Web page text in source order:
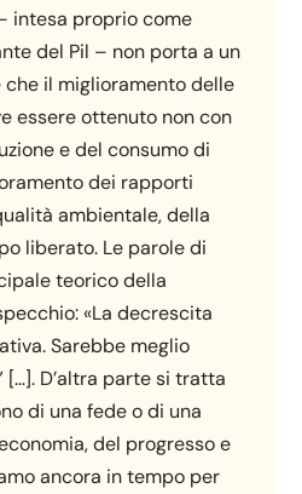
intesa proprio come
del Pil – non porta a un
che il miglioramento delle
essere ottenuto non con
e del consumo di
dei rapporti
ambientale, della
liberato. Le parole di
teorico della
«La decrescita
Sarebbe meglio
[…]. D’altra parte si tratta
di una fede o di una
del progresso e
ancora in tempo per